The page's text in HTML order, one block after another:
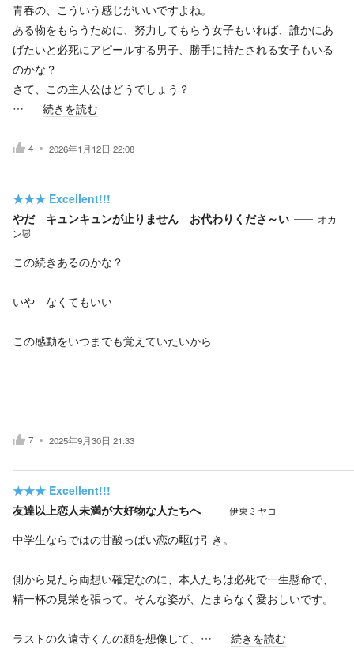
青春の、こういう感じがいいですよね。
ある物をもらうために、努力してもらう女子もいれば、誰かにあ
げたいと必死にアピールする男子、勝手に持たされる女子もいる
のかな？
さて、この主人公はどうでしょう？
…
続きを読む
4 2026年1月12日 22:08
★★★ Excellent!!!
やだ キュンキュンが止りません お代わりくださ～い
オカ
ン🐷
この続きあるのかな？
いや なくてもいい
この感動をいつまでも覚えていたいから
7 2025年9月30日 21:33
★★★ Excellent!!!
友達以上恋人未満が大好物な人たちへ
伊東ミヤコ
中学生ならではの甘酸っぱい恋の駆け引き。
側から見たら両想い確定なのに、本人たちは必死で一生懸命で、
精一杯の見栄を張って。そんな姿が、たまらなく愛おしいです。
ラストの久遠寺くんの顔を想像して、… 続きを読む